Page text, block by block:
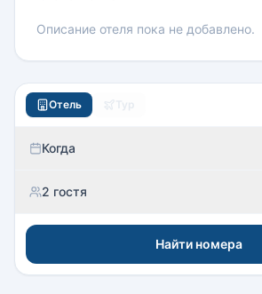
Описание отеля пока не добавлено.
Отель Тур
Когда
2 гостя
Найти номера